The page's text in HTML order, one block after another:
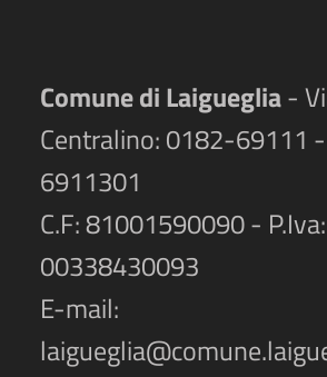
Comune di Laigueglia-
Centralino: 0182-69111
6911301
C.F: 81001590090 - P.Iva:
00338430093
E-mail: